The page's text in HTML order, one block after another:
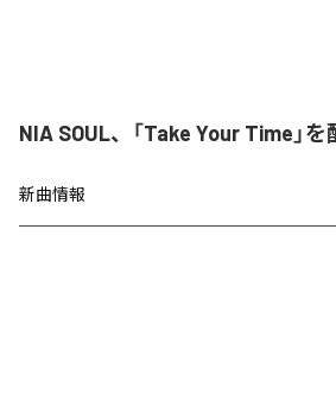
NIA SOUL、「Take Your Time」
新曲情報